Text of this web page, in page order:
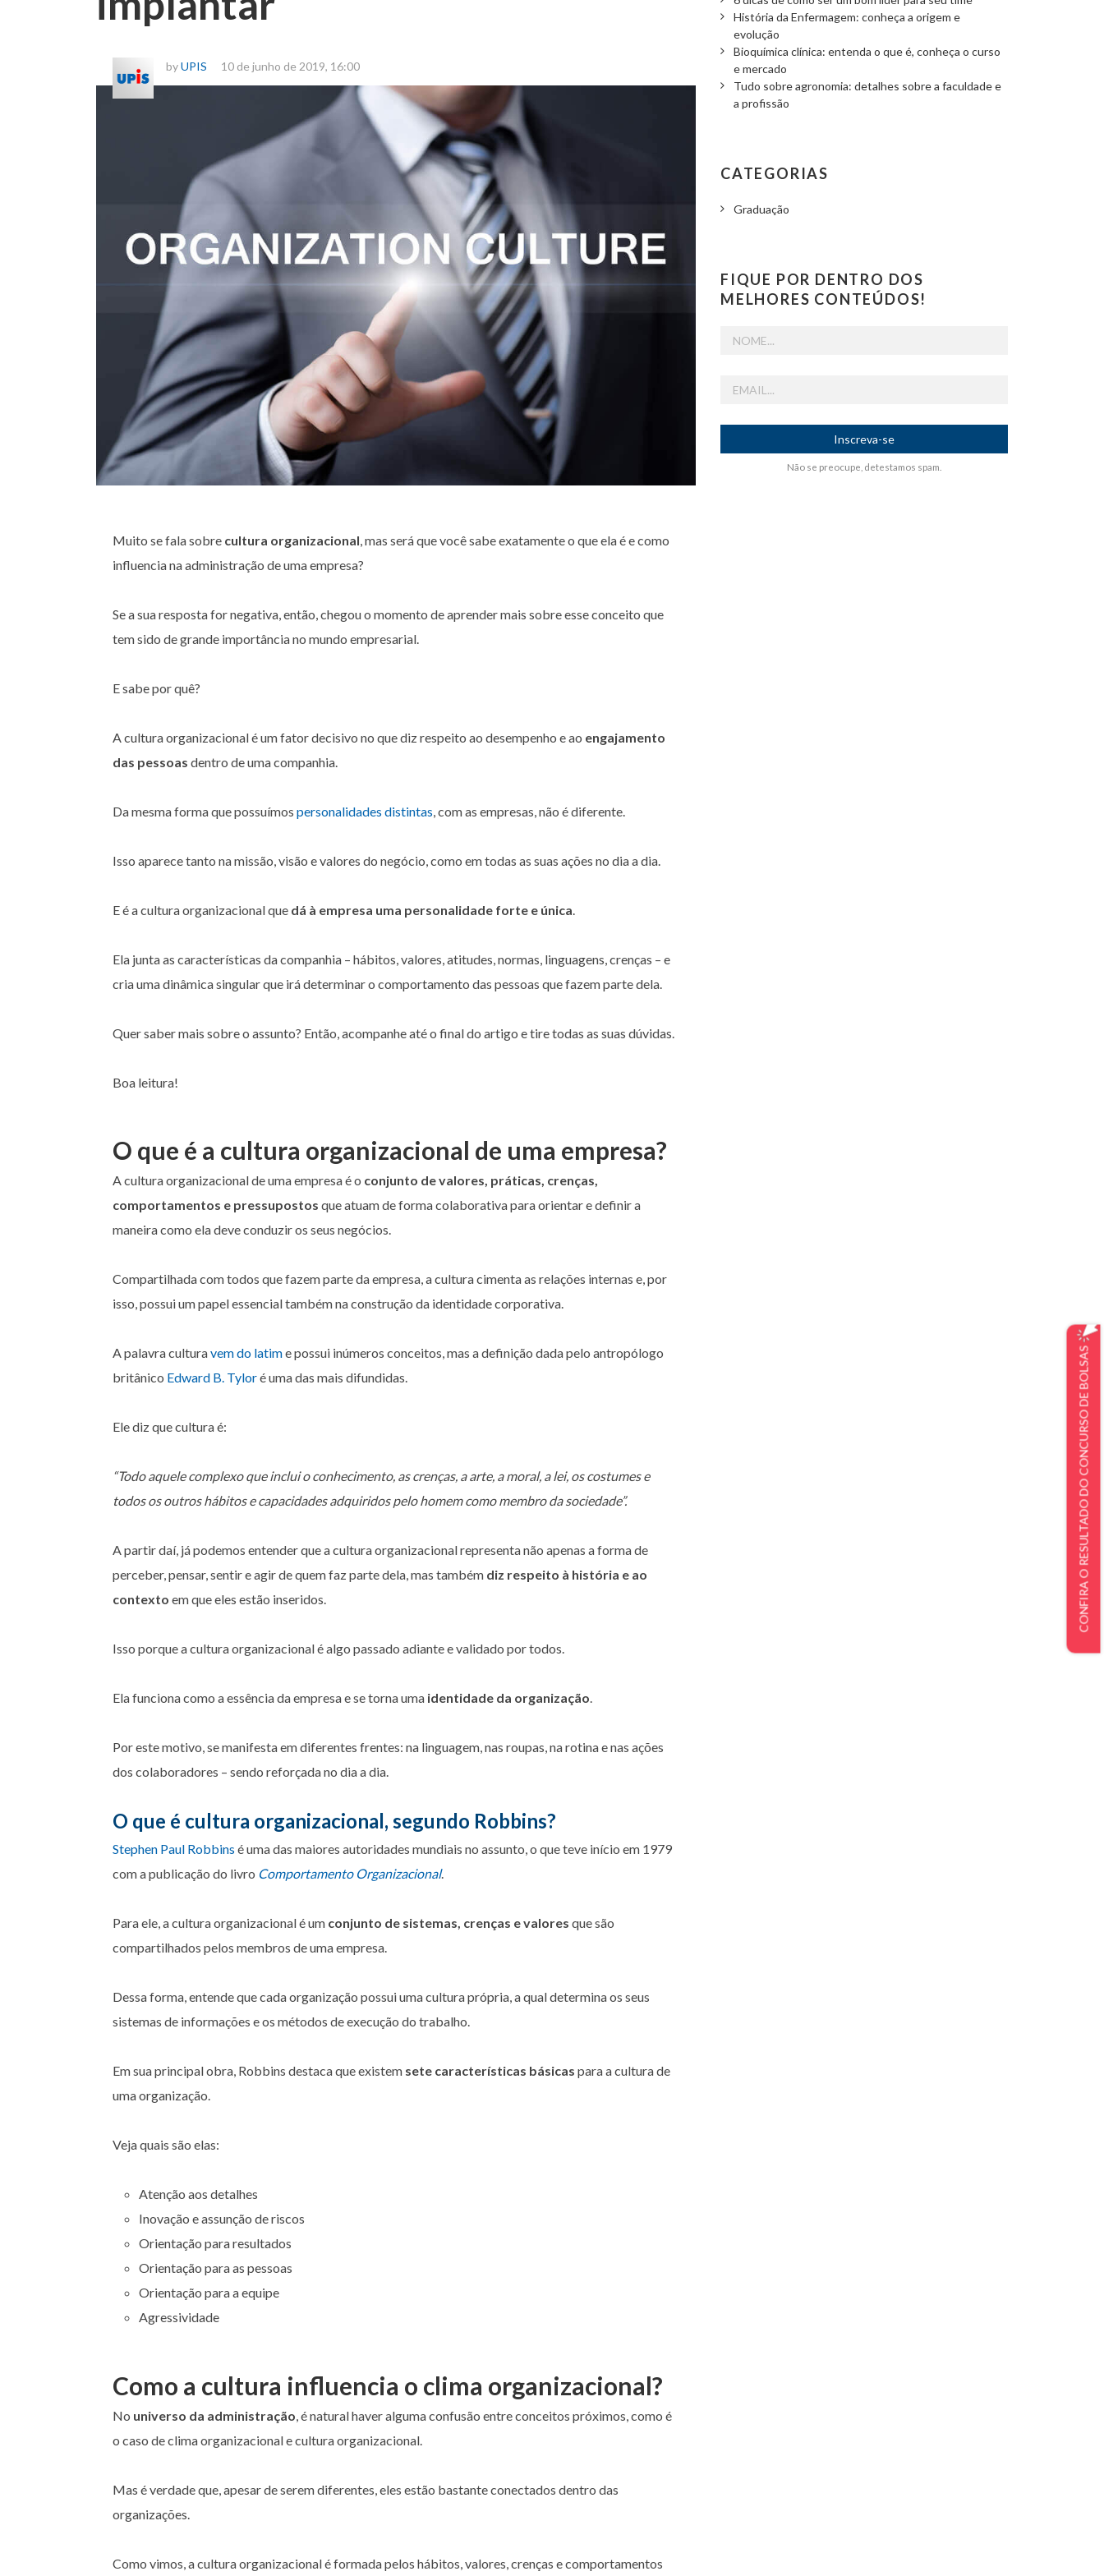
byUPIS 10 de junho de 2019, 16:00
Muito se fala sobre cultura organizacional, mas será que você sabe exatamente o que ela é e como
influencia na administração de uma empresa?
Se a sua resposta for negativa, então, chegou o momento de aprender mais sobre esse conceito que
tem sido de grande importância no mundo empresarial.
E sabe por quê?
A cultura organizacional é um fator decisivo no que diz respeito ao desempenho e ao engajamento
das pessoas dentro de uma companhia.
Da mesma forma que possuímos personalidades distintas, com as empresas, não é diferente.
Isso aparece tanto na missão, visão e valores do negócio, como em todas as suas ações no dia a dia.
E é a cultura organizacional que dá à empresa uma personalidade forte e única.
Ela junta as características da companhia – hábitos, valores, atitudes, normas, linguagens, crenças – e
cria uma dinâmica singular que irá determinar o comportamento das pessoas que fazem parte dela.
Quer saber mais sobre o assunto? Então, acompanhe até o final do artigo e tire todas as suas dúvidas.
Boa leitura!
O que é a cultura organizacional de uma empresa?
A cultura organizacional de uma empresa é o conjunto de valores, práticas, crenças,
comportamentos e pressupostos que atuam de forma colaborativa para orientar e definir a
maneira como ela deve conduzir os seus negócios.
Compartilhada com todos que fazem parte da empresa, a cultura cimenta as relações internas e, por
isso, possui um papel essencial também na construção da identidade corporativa.
A palavra culturavem do latime possui inúmeros conceitos, mas a definição dada pelo antropólogo
britânico Edward B. Tyloré uma das mais difundidas.
Ele diz que cultura é:
“Todo aquele complexo que inclui o conhecimento, as crenças, a arte, a moral, a lei, os costumes e
todos os outros hábitos e capacidades adquiridos pelo homem como membro da sociedade”.
A partir daí, já podemos entender que a cultura organizacional representa não apenas a forma de
perceber, pensar, sentir e agir de quem faz parte dela, mas também diz respeito à história e ao
contexto em que eles estão inseridos.
Isso porque a cultura organizacional é algo passado adiante e validado por todos.
Ela funciona como a essência da empresa e se torna uma identidade da organização.
Por este motivo, se manifesta em diferentes frentes: na linguagem, nas roupas, na rotina e nas ações
dos colaboradores – sendo reforçada no dia a dia.
O que é cultura organizacional, segundo Robbins?
Stephen Paul Robbins é uma das maiores autoridades mundiais no assunto, o que teve início em 1979
com a publicação do livro Comportamento Organizacional.
Para ele, a cultura organizacional é um conjunto de sistemas, crenças e valores que são
compartilhados pelos membros de uma empresa.
Dessa forma, entende que cada organização possui uma cultura própria, a qual determina os seus
sistemas de informações e os métodos de execução do trabalho.
Em sua principal obra, Robbins destaca que existem sete características básicas para a cultura de
uma organização.
Veja quais são elas:
Atenção aos detalhes
Inovação e assunção de riscos
Orientação para resultados
Orientação para as pessoas
Orientação para a equipe
Agressividade
Como a cultura influencia o clima organizacional?
No universo da administração, é natural haver alguma confusão entre conceitos próximos, como é
o caso de clima organizacional e cultura organizacional.
Mas é verdade que, apesar de serem diferentes, eles estão bastante conectados dentro das
organizações.
Como vimos, a cultura organizacional é formada pelos hábitos, valores, crenças e comportamentos
História da Enfermagem: conheça a origem e
evolução
Bioquímica clínica: entenda o que é, conheça o curso
e mercado
Tudo sobre agronomia: detalhes sobre a faculdade e
a profissão
CATEGORIAS
Graduação
FIQUE POR DENTRO DOS
MELHORES CONTEÚDOS!
Nome
Email
Não se preocupe, detestamos spam.
CONFIRA O RESULTADO DO CONCURSO DE BOLSAS